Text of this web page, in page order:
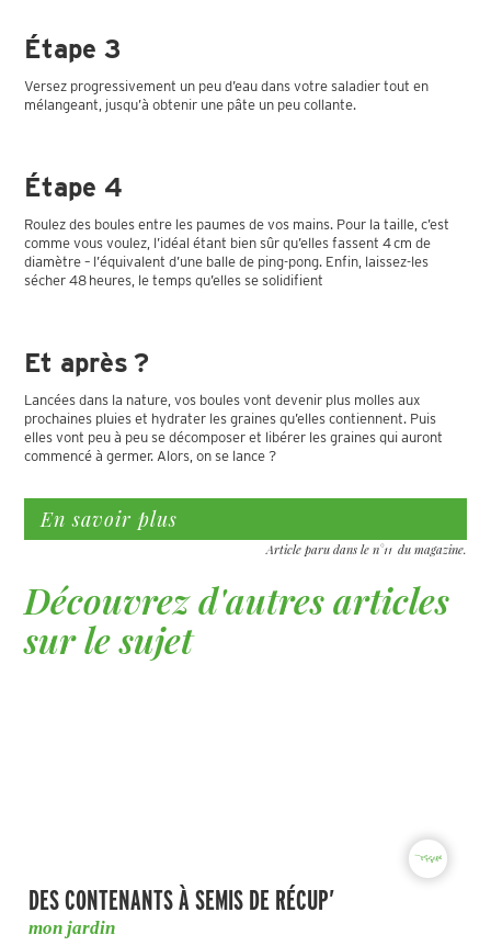
Étape 3
Versez progressivement un peu d’eau dans votre saladier tout en
mélangeant, jusqu’à obtenir une pâte un peu collante.
Étape 4
Roulez des boules entre les paumes de vos mains. Pour la taille, c’est
comme vous voulez, l’idéal étant bien sûr qu’elles fassent 4 cm de
diamètre – l’équivalent d’une balle de ping-pong. Enfin, laissez-les
sécher 48 heures, le temps qu’elles se solidifient
Et après ?
Lancées dans la nature, vos boules vont devenir plus molles aux
prochaines pluies et hydrater les graines qu’elles contiennent. Puis
elles vont peu à peu se décomposer et libérer les graines qui auront
commencé à germer. Alors, on se lance ?
En savoir plus
Article paru dans le n°11 du magazine.
Découvrez d'autres articles
sur le sujet
DES CONTENANTS À SEMIS DE RÉCUP’
mon jardin